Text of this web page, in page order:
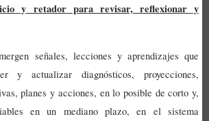
y retador para revisar, reflexionar y
señales, lecciones y aprendizajes que
y actualizar diagnósticos, proyecciones,
planes y acciones, en lo posible de corto y,
en un mediano plazo, en el sistema